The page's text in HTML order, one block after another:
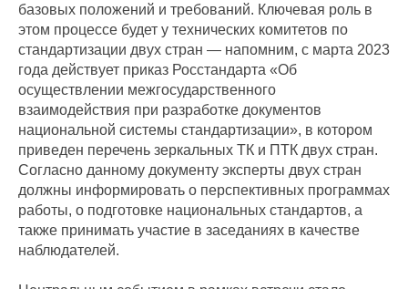
базовых положений и требований. Ключевая роль в
этом процессе будет у технических комитетов по
стандартизации двух стран — напомним, с марта 2023
года действует приказ Росстандарта «Об
осуществлении межгосударственного
взаимодействия при разработке документов
национальной системы стандартизации», в котором
приведен перечень зеркальных ТК и ПТК двух стран.
Согласно данному документу эксперты двух стран
должны информировать о перспективных программах
работы, о подготовке национальных стандартов, а
также принимать участие в заседаниях в качестве
наблюдателей.